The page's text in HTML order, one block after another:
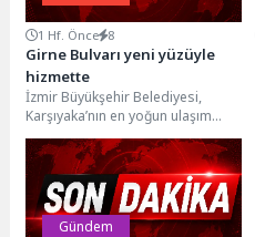
1 Hf. Önce 8
Girne Bulvarı yeni yüzüyle
hizmette
İzmir Büyükşehir Belediyesi,
Karşıyaka’nın en yoğun ulaşım
akslarından Girne Bulvarı’ndaki
yenileme çalışmalarını tamamladı.
Ordu Bulvarı...
Gündem